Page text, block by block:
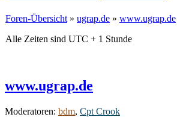
Foren-Übersicht » ugrap.de » www.ugrap.de
Alle Zeiten sind UTC + 1 Stunde
www.ugrap.de
Moderatoren: bdm, Cpt Crook